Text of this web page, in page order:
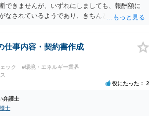
できませんが、いずれにしましても、報酬額に
なされているようであり、きちんとした契約書
著しく低い下請代金を不当に定めることは禁止
い場合には、基本的には、双方の合意に基づく
意的な運用による報酬の減額分については、当
額の支払いが認められる余地があると考えられ
仕事内容・契約書作成
ック
#環境・エネルギー業界
役にたった 2
弁護士
士